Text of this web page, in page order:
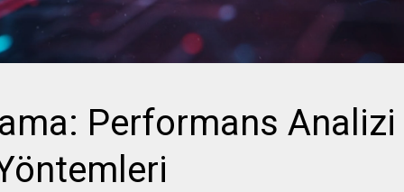
Performans Analizi